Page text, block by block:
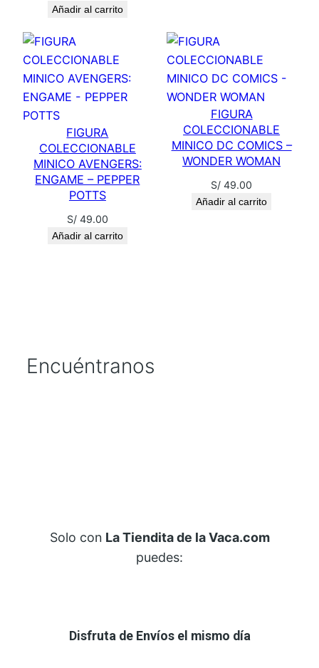
Añadir al carrito
FIGURA
COLECCIONABLE
MINICO AVENGERS:
ENGAME – PEPPER
POTTS
S/49.00
Añadir al carrito
FIGURA
COLECCIONABLE
MINICO DC COMICS –
WONDER WOMAN
S/ 49.00
Añadir al carrito
Encuéntranos
Solo con La Tiendita de la Vaca.com
puedes:
Disfruta de Envíos el mismo día